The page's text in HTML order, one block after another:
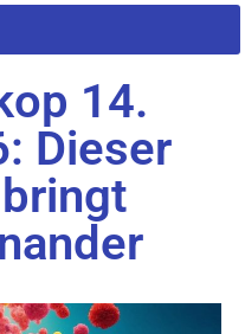
14.
Dieser